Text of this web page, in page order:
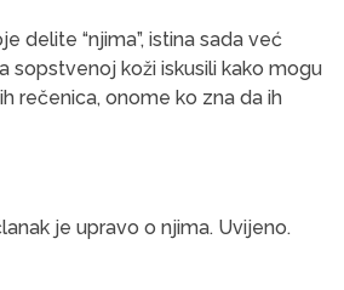
delite “njima”, istina sada već
sopstvenoj koži iskusili kako mogu
rečenica, onome ko zna da ih
je upravo o njima. Uvijeno.